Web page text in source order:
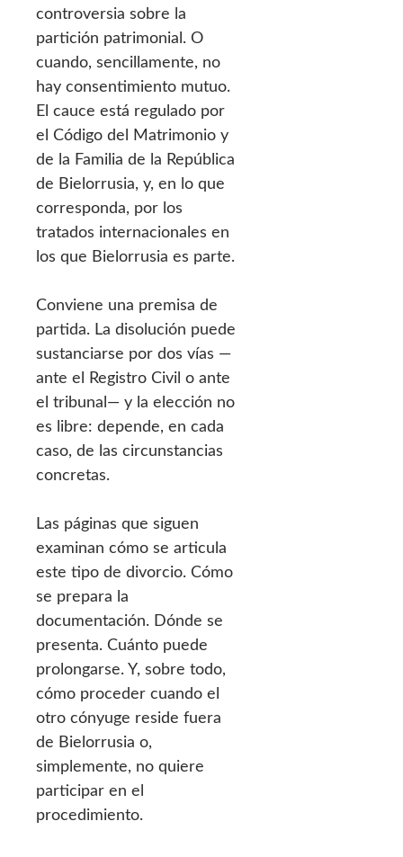
controversia sobre la
partición patrimonial. O
cuando, sencillamente, no
hay consentimiento mutuo.
El cauce está regulado por
el Código del Matrimonio y
de la Familia de la República
de Bielorrusia, y, en lo que
corresponda, por los
tratados internacionales en
los que Bielorrusia es parte.
Conviene una premisa de
partida. La disolución puede
sustanciarse por dos vías —
ante el Registro Civil o ante
el tribunal— y la elección no
es libre: depende, en cada
caso, de las circunstancias
concretas.
Las páginas que siguen
examinan cómo se articula
este tipo de divorcio. Cómo
se prepara la
documentación. Dónde se
presenta. Cuánto puede
prolongarse. Y, sobre todo,
cómo proceder cuando el
otro cónyuge reside fuera
de Bielorrusia o,
simplemente, no quiere
participar en el
procedimiento.